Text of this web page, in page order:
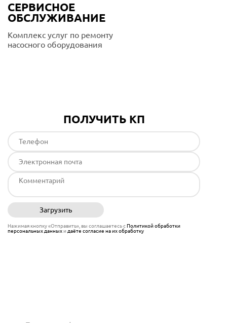
СЕРВИСНОЕ
ОБСЛУЖИВАНИЕ
Комплекс услуг по ремонту
насосного оборудования
ПОЛУЧИТЬ КП
Загрузить
Нажимая кнопку «Отправить», вы соглашаетесь сПолитикой обработки
персональных данныхи даёте согласие на их обработку